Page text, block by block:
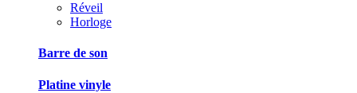
Réveil
Horloge
Barre de son
Platine vinyle